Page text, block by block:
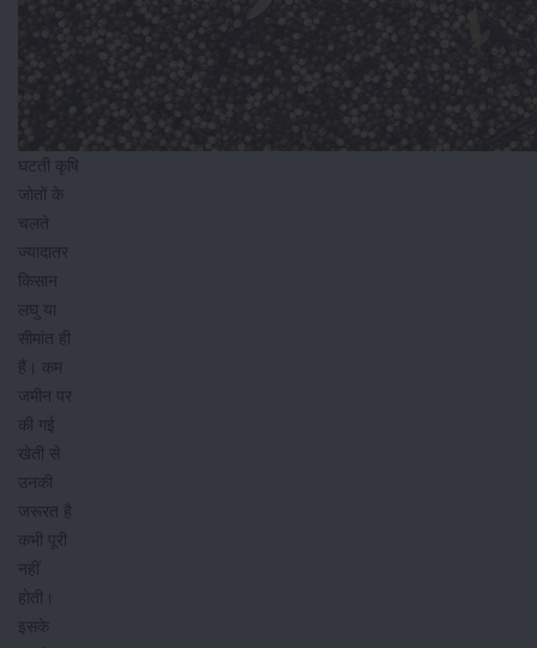
घटती कृषि
जोतों के
चलते
ज्यादातर
किसान
लघु या
सीमांत ही
हैं। कम
जमीन पर
की गई
खेती से
उनकी
जरूरत है
कभी पूरी
नहीं
होती।
इसके